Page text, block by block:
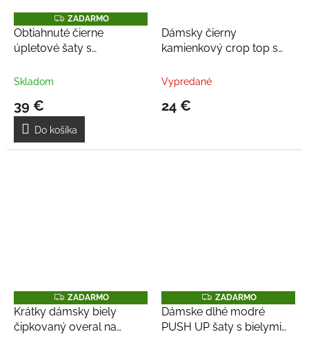
Z
A
D
A
ZADARMO
Obtiahnuté čierne
úpletové šaty s
Skladom
39 €
Do košíka
Dámsky čierny
kamienkový crop top s
Vypredané
24 €
Z
A
D
A
ZADARMO
Krátky dámsky biely
čipkovaný overal na
Z
A
D
A
ZADARMO
Dámske dlhé modré
PUSH UP šaty s bielymi